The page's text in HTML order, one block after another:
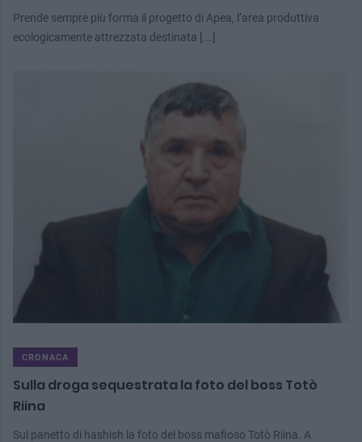
Prende sempre più forma il progetto di Apea, l’area produttiva
ecologicamente attrezzata destinata [...]
CRONACA
Sulla droga sequestrata la foto del boss Totò
Riina
Sul panetto di hashish la foto del boss mafioso Totò Riina. A